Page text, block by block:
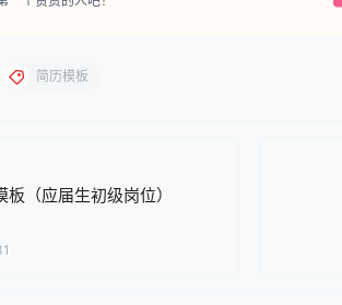
简历模板
（应届生初级岗位）